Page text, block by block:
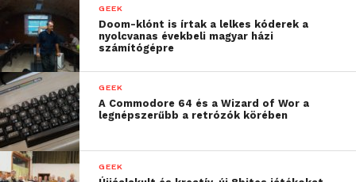
nem elég erős ahhoz, hogy meg lehessen valósítani
a Sakamoto által elképzelt játékot. Kétszer is
megpróbálták tető alá hozni az anyagot, először
2005-ben majd 2008-ban, de egyik alkalommal sem
jártak sikerrel.
GEEK
Doom-klónt is írtak a lelkes kóderek a
nyolcvanas évekbeli magyar házi
számítógépre
GEEK
A Commodore 64 és a Wizard of Wor a
legnépszerűbb a retrózók körében
GEEK